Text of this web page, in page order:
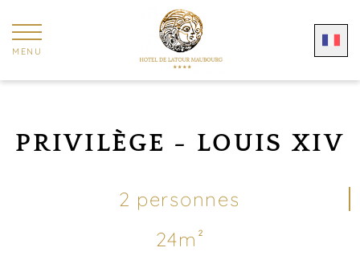
MENU
PRIVILÈGE - LOUIS XIV
2 personnes
24m²
Panneau de gestion des cookies